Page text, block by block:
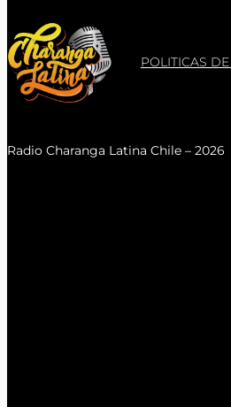
POLITICAS
Radio Charanga Latina Chile – 2026